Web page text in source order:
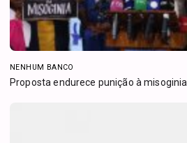
NENHUM BANCO
Proposta endurece punição à misoginia